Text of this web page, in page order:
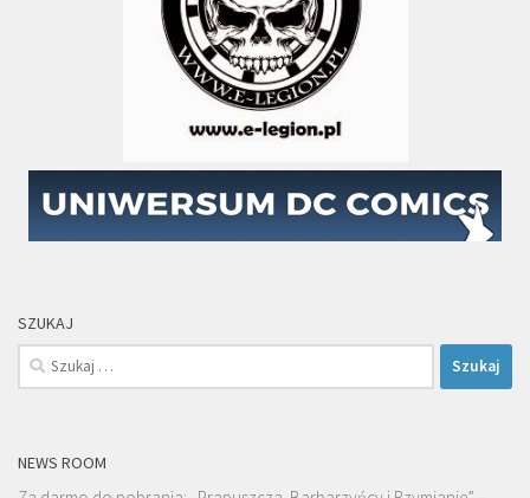
SZUKAJ
Szukaj:
NEWS ROOM